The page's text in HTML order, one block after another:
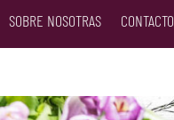
SOBRE NOSOTRAS CONTACTO